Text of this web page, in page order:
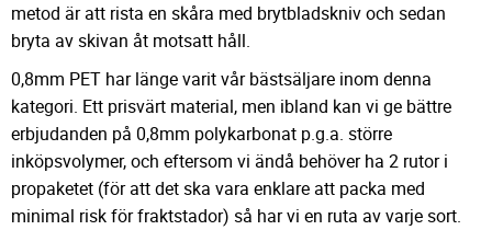
metod är att rista en skåra med brytbladskniv och sedan
bryta av skivan åt motsatt håll.
0,8mm PET har länge varit vår bästsäljare inom denna
kategori. Ett prisvärt material, men ibland kan vi ge bättre
erbjudanden på 0,8mm polykarbonat p.g.a. större
inköpsvolymer, och eftersom vi ändå behöver ha 2 rutor i
propaketet (för att det ska vara enklare att packa med
minimal risk för fraktstador) så har vi en ruta av varje sort.